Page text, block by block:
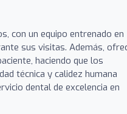
con un equipo entrenado en
sus visitas. Además,
haciendo que los
técnica y calidez humana
dental de excelencia en